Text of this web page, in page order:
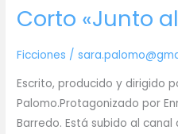
frog»
Corto «Junto
Ficciones /
Escrito, producido y dirigido
Palomo.Protagonizado por
Barredo. Está subido al